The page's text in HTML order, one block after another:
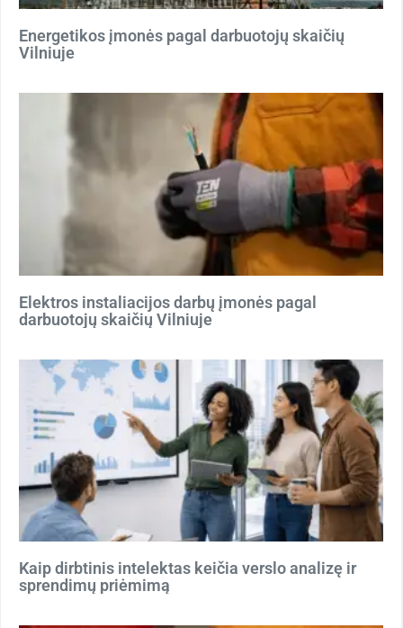
Energetikos įmonės pagal darbuotojų skaičių
Vilniuje
Elektros instaliacijos darbų įmonės pagal
darbuotojų skaičių Vilniuje
Kaip dirbtinis intelektas keičia verslo analizę ir
sprendimų priėmimą